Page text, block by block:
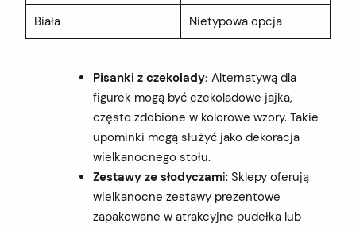
Biała Nietypowa opcja
Pisanki z czekolady: Alternatywą dla
figurek mogą być czekoladowe jajka,
często zdobione w kolorowe wzory. Takie
upominki mogą służyć jako dekoracja
wielkanocnego stołu.
Zestawy ze słodyczami:Sklepy oferują
wielkanocne zestawy prezentowe
zapakowane w atrakcyjne pudełka lub